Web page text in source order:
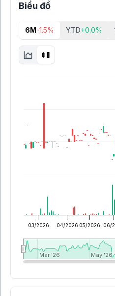
Biểu đồ
6M-1.5% YTD+0.0%
03/2026 04/2026 05/2026 06/
Mar '26
Mar '26 May '26
May '26